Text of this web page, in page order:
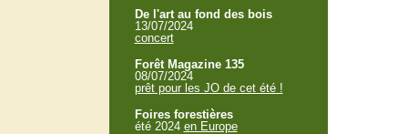
De l'art au fond des bois
13/07/2024
concert
Forêt Magazine 135
08/07/2024
prêt pour les JO de cet été !
Foires forestières
été 2024 en Europe